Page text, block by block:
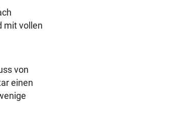
mit vollen
von
einen